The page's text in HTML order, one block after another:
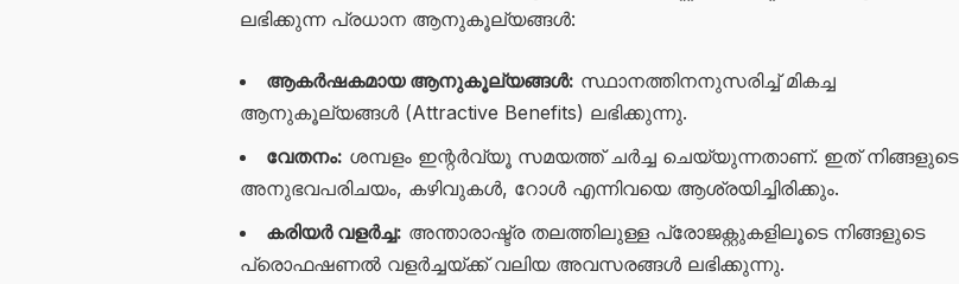
ലഭിക്കുന്ന പ്രധാന ആനുകൂല്യങ്ങൾ:
ആകർഷകമായ ആനുകൂല്യങ്ങൾ: സ്ഥാനത്തിനനുസരിച്ച് മികച്ച
ആനുകൂല്യങ്ങൾ (Attractive Benefits) ലഭിക്കുന്നു.
വേതനം: ശമ്പളം ഇന്റർവ്യൂ സമയത്ത് ചർച്ച ചെയ്യുന്നതാണ്. ഇത് നിങ്ങളുടെ
അനുഭവപരിചയം, കഴിവുകൾ, റോൾ എന്നിവയെ ആശ്രയിച്ചിരിക്കും.
കരിയർ വളർച്ച: അന്താരാഷ്ട്ര തലത്തിലുള്ള പ്രോജക്റ്റുകളിലൂടെ നിങ്ങളുടെ
പ്രൊഫഷണൽ വളർച്ചയ്ക്ക് വലിയ അവസരങ്ങൾ ലഭിക്കുന്നു.